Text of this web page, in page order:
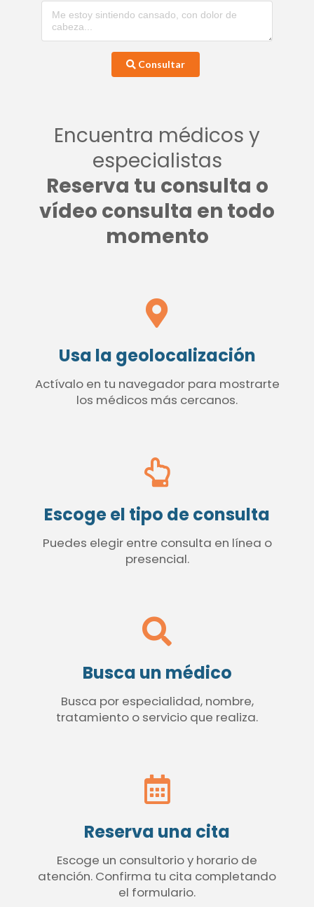
Consultar
Encuentra médicos y
especialistas
Reserva tu consulta o
vídeo consulta en todo
momento
Usa la geolocalización
Actívalo en tu navegador para mostrarte
los médicos más cercanos.
Escoge el tipo de consulta
Puedes elegir entre consulta en línea o
presencial.
Busca un médico
Busca por especialidad, nombre,
tratamiento o servicio que realiza.
Reserva una cita
Escoge un consultorio y horario de
atención. Confirma tu cita completando
el formulario.